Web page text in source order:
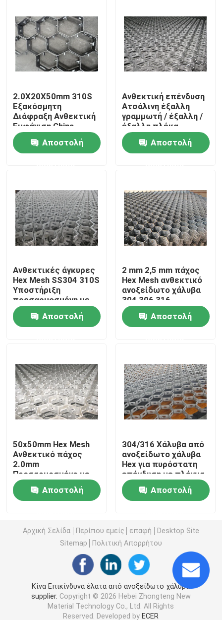
Σπίτι
Προϊόντα
VR παρουσιάστε
Σχετικά με εμάς
Γύρος εργοστασίων
Ποιοτικός έλεγχος
Επικοινωνήστε μαζί μας
ενωμένη στενά περίφραξη πλέγματος
Δύο συρματόσχοινα συγκολλημένα φράχτη
Προσωρινός φράκτης ασφαλείας
Σωληνοειδής φράκτης χάλυβα
Περίφραξη ασφαλείας αεροδρομίου
Περίφραξη με μεταλλικό σύνδεσμο αλυσίδας
2.0X20X50mm 310S
Εξακόσμητη
Διάφραξη Ανθεκτική
Εμφάνιση China
Manufacturer
Αποστολή
Ανθεκτική επένδυση
Ατσάλινη έξαλλη
γραμμωτή / έξαλλη /
έξαλλη πλέκα
Προμηθευτής φόρμα
Κίνα
Αποστολή
Ανθεκτικές άγκυρες
Hex Mesh SS304 310S
Υποστήριξη
προσαρμοσμένη με
50x50mm Mesh
Αποστολή
2 mm 2,5 mm πάχος
Hex Mesh ανθεκτικό
ανοξείδωτο χάλυβα
304 306 316
Αποστολή
50x50mm Hex Mesh
Ανθεκτικό πάχος
2.0mm
Προσαρμοσμένο με
υλικό από
ανοξείδωτο χάλυβα
Αποστολή
304/316 Χάλυβα από
ανοξείδωτο χάλυβα
Hex για πυρόστατη
επένδυση με πλέγμα
50X50mm
Αποστολή
Αρχική Σελίδα Περίπου εμείς επαφή
Desktop Site
Sitemap
Πολιτική Απορρήτου
Κίνα Επικίνδυνα έλατα από ανοξείδωτο χάλυβα
supplier. Copyright © 2026 Hebei Zhongteng New
Material Technology Co., Ltd. All Rights
Reserved. Developed by ECER